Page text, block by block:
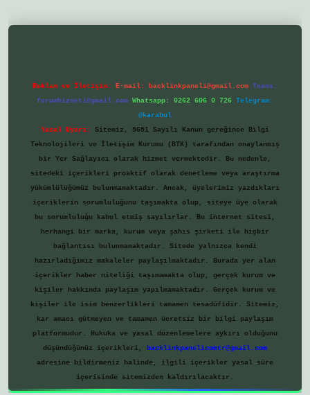
Reklam ve İletişim: E-mail: backlinkpaneli@gmail.com Teams:
forumhizmeti@gmail.com Whatsapp: 0262 606 0 726 Telegram:
@karabul
Yasal Uyarı:
Sitemiz, 5651 Sayılı Kanun gereğince Bilgi
Teknolojileri ve İletişim Kurumu (BTK) tarafından onaylanmış
bir Yer Sağlayıcı olarak hizmet vermektedir. Bu nedenle,
sitedeki içerikleri proaktif olarak denetleme veya araştırma
yükümlülüğümüz bulunmamaktadır. Ancak, üyelerimiz yazdıkları
içeriklerin sorumluluğunu taşımakta olup, siteye üye olarak
bu sorumluluğu kabul etmiş sayılırlar. Bu internet sitesi,
herhangi bir marka, kurum veya şahıs şirketi ile hiçbir
bağlantısı bulunmamaktadır. Sitede yalnızca kendi
hazırladığımız makaleler paylaşılmaktadır. Burada yer alan
içerikler haber niteliği taşımamakta olup, gerçek kurum ve
kişiler hakkında paylaşım yapılmamaktadır. Gerçek kurum ve
kişiler ile isim benzerlikleri tamamen tesadüfidir. Sitemiz,
kar amacı gütmeyen ve tamamen ücretsiz bir bilgi paylaşım
platformudur. Hukuka ve yasal düzenlemelere aykırı olduğunu
düşündüğünüz içerikleri,
backlinkpanelicomtr@gmail.com
adresine bildirmeniz halinde, ilgili içerikler yasal süre
içerisinde sitemizden kaldırılacaktır.